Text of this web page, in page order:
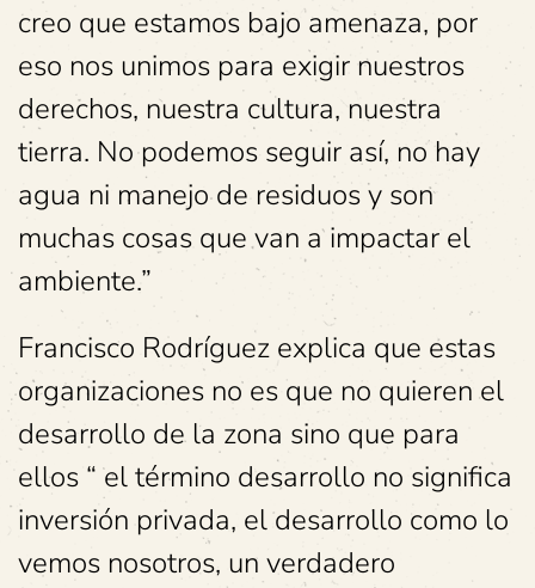
creo que estamos bajo amenaza, por
eso nos unimos para exigir nuestros
derechos, nuestra cultura, nuestra
tierra. No podemos seguir así, no hay
agua ni manejo de residuos y son
muchas cosas que van a impactar el
ambiente.”
Francisco Rodríguez explica que estas
organizaciones no es que no quieren el
desarrollo de la zona sino que para
ellos “ el término desarrollo no significa
inversión privada, el desarrollo como lo
vemos nosotros, un verdadero